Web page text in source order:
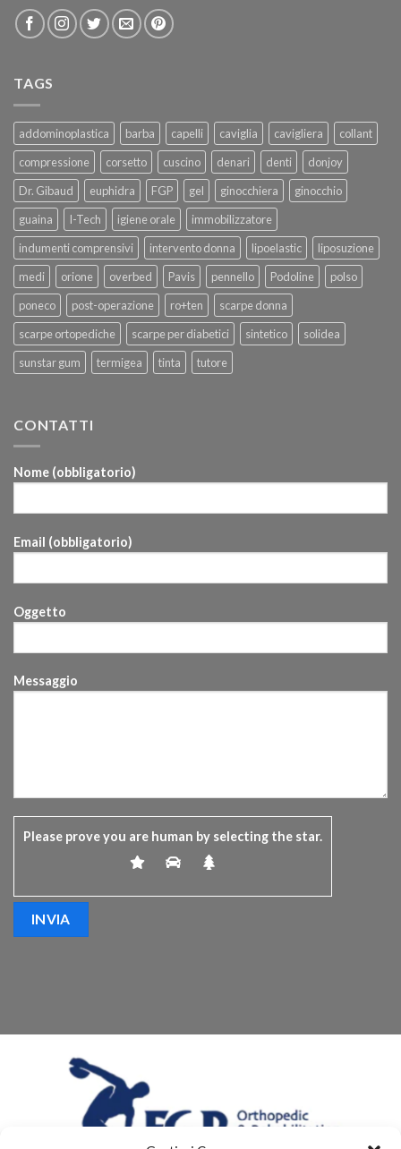
TAGS
addominoplastica barba capelli caviglia cavigliera
collant
compressione
corsetto cuscino denari denti
donjoy
Dr. Gibaud
euphidra FGP gel ginocchiera
ginocchio
guaina
I-Tech igiene orale
immobilizzatore
indumenti comprensivi
intervento donna lipoelastic
liposuzione
medi
orione overbed Pavis pennello Podoline
polso
poneco
post-operazione ro+ten
scarpe donna
scarpe ortopediche
scarpe per diabetici sintetico
solidea
sunstar gum
termigea tinta tutore
CONTATTI
Nome (obbligatorio)
Email (obbligatorio)
Oggetto
Messaggio
Please prove you are human by selecting the star.